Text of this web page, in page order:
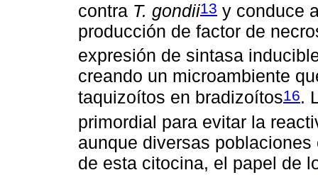
contra T. gondii13 y conduce
producción de factor de
expresión de sintasa
creando un microambiente
taquizoítos en bradizoítos16.
primordial para evitar la
aunque diversas
de esta citocina, el papel de